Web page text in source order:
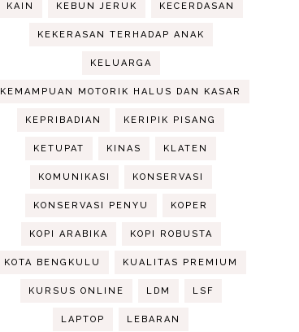
KAIN KEBUN JERUK KECERDASAN
KEKERASAN TERHADAP ANAK
KELUARGA
KEMAMPUAN MOTORIK HALUS DAN KASAR
KEPRIBADIAN KERIPIK PISANG
KETUPAT KINAS KLATEN
KOMUNIKASI KONSERVASI
KONSERVASI PENYU KOPER
KOPI ARABIKA KOPI ROBUSTA
KOTA BENGKULU KUALITAS PREMIUM
KURSUS ONLINE LDM LSF
LAPTOP LEBARAN